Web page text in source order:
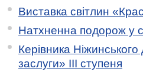
Виставка світлин
Натхненна подорож у
Керівника
заслуги» ІІІ ступеня